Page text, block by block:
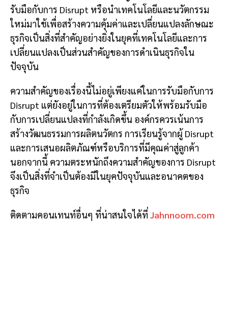
รับมือกับการ Disrupt หรือนำเทคโนโลยีและนวัตกรรม
ใหม่มาใช้เพื่อสร้างความคุ้มค่าและเปลี่ยนแปลงลักษณะ
ธุรกิจเป็นสิ่งที่สำคัญอย่างยิ่งในยุคที่เทคโนโลยีและการ
เปลี่ยนแปลงเป็นส่วนสำคัญของการดำเนินธุรกิจใน
ปัจจุบัน
ความสำคัญของเรื่องนี้ไม่อยู่เพียงแค่ในการรับมือกับการ
Disrupt แต่ยังอยู่ในการที่ต้องเตรียมตัวให้พร้อมรับมือ
กับการเปลี่ยนแปลงที่กำลังเกิดขึ้น องค์กรควรเน้นการ
สร้างวัฒนธรรมการผลิตนวัตกร การเรียนรู้จากผู้ Disrupt
และการเสนอผลิตภัณฑ์หรือบริการที่มีคุณค่าสู่ลูกค้า
นอกจากนี้ ความตระหนักถึงความสำคัญของการ Disrupt
จึงเป็นสิ่งที่จำเป็นต้องมีในยุคปัจจุบันและอนาคตของ
ธุรกิจ
ติดตามคอนเทนท์อื่นๆ ที่น่าสนใจได้ที่ Jahnnoom.com